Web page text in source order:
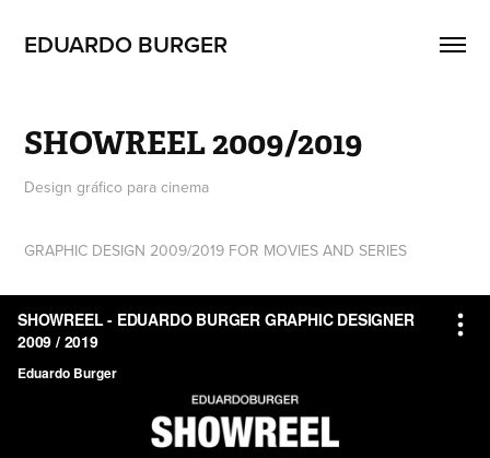
EDUARDO BURGER
SHOWREEL 2009/2019
Design gráfico para cinema
GRAPHIC DESIGN 2009/2019 FOR MOVIES AND SERIES